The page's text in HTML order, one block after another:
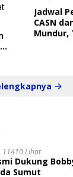
Jadwal
CASN
Mundur,
11410 Lihat
Dukung
Sumut